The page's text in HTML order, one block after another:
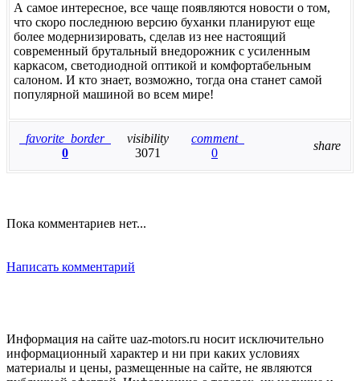
А самое интересное, все чаще появляются новости о том,
что скоро последнюю версию буханки планируют еще
более модернизировать, сделав из нее настоящий
современный брутальный внедорожник с усиленным
каркасом, светодиодной оптикой и комфортабельным
салоном. И кто знает, возможно, тогда она станет самой
популярной машиной во всем мире!
favorite_border
0
visibility
3071
comment
0
share
Пока комментариев нет...
Написать комментарий
Информация на сайте uaz-motors.ru носит исключительно
информационный характер и ни при каких условиях
материалы и цены, размещенные на сайте, не являются